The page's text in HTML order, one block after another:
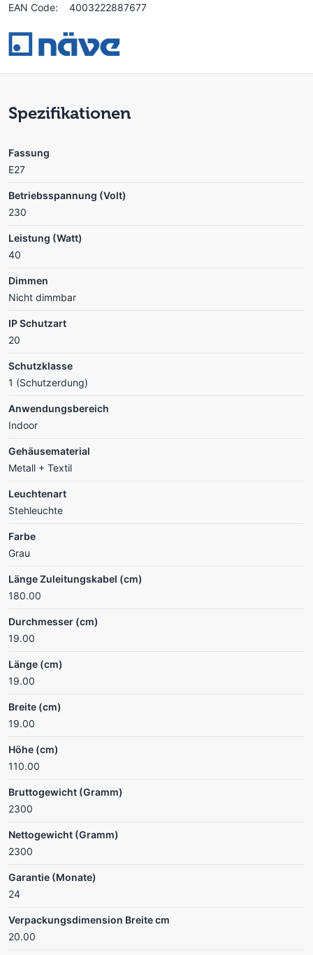
EAN Code:
4003222887677
Spezifikationen
Fassung
E27
Betriebsspannung (Volt)
230
Leistung (Watt)
40
Dimmen
Nicht dimmbar
IP Schutzart
20
Schutzklasse
1 (Schutzerdung)
Anwendungsbereich
Indoor
Gehäusematerial
Metall + Textil
Leuchtenart
Stehleuchte
Farbe
Grau
Länge Zuleitungskabel (cm)
180.00
Durchmesser (cm)
19.00
Länge (cm)
19.00
Breite (cm)
19.00
Höhe (cm)
110.00
Bruttogewicht (Gramm)
2300
Nettogewicht (Gramm)
2300
Garantie (Monate)
24
Verpackungsdimension Breite cm
20.00